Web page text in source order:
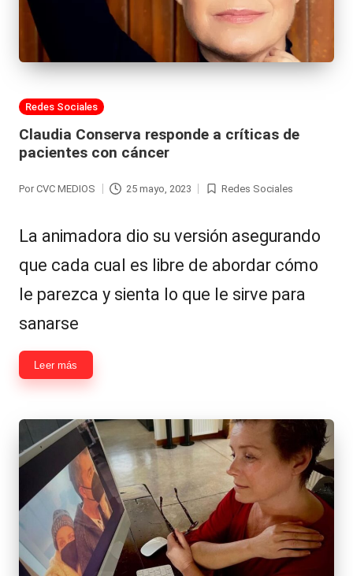
Publicada
Redes Sociales
Claudia Conserva responde a críticas de
pacientes con cáncer
Por CVC MEDIOS 25 mayo, 2023
Publicada
Redes Sociales
La animadora dio su versión asegurando
que cada cual es libre de abordar cómo
le parezca y sienta lo que le sirve para
sanarse
Leer más